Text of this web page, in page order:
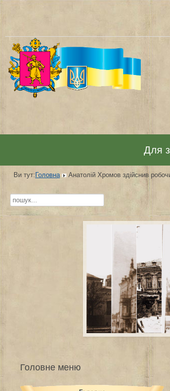
Для
Ви тут: Головна Анатолій Хромов здійснив
Пошук...
Головне меню